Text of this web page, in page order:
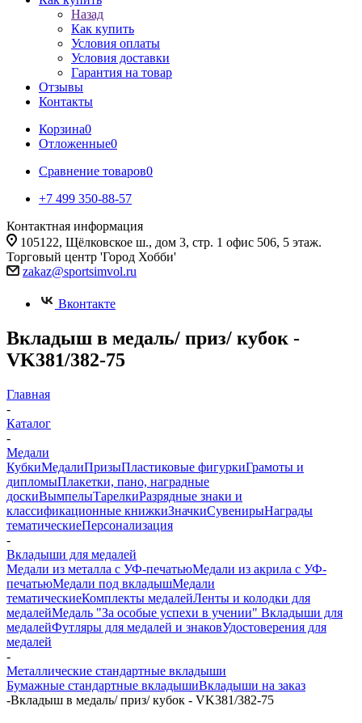
Назад
Как купить
Условия оплаты
Условия доставки
Гарантия на товар
Отзывы
Контакты
Корзина0
Отложенные0
Сравнение товаров0
+7 499 350-88-57
Контактная информация
105122, Щёлковское ш., дом 3, стр. 1 офис 506, 5 этаж.
Торговый центр 'Город Хобби'
zakaz@sportsimvol.ru
Вконтакте
Вкладыш в медаль/ приз/ кубок -
VK381/382-75
Главная
-
Каталог
-
Медали
КубкиМедалиПризыПластиковые фигуркиГрамоты и
дипломыПлакетки, пано, наградные
доскиВымпелыТарелкиРазрядные знаки и
классификационные книжкиЗначкиСувенирыНаграды
тематическиеПерсонализация
-
Вкладыши для медалей
Медали из металла с УФ-печатьюМедали из акрила с УФ-
печатьюМедали под вкладышМедали
тематическиеКомплекты медалейЛенты и колодки для
медалейМедаль "За особые успехи в учении" Вкладыши для
медалейФутляры для медалей и знаковУдостоверения для
медалей
-
Металлические стандартные вкладыши
Бумажные стандартные вкладышиВкладыши на заказ
-Вкладыш в медаль/ приз/ кубок - VK381/382-75